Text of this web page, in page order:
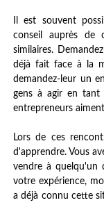
Il est souvent
conseil auprès de
similaires.
déjà fait face à la
demandez-leur un
gens à agir en tant
entrepreneurs
Lors de ces
d'apprendre. Vous
vendre à quelqu'un
votre expérience,
a déjà connu cette